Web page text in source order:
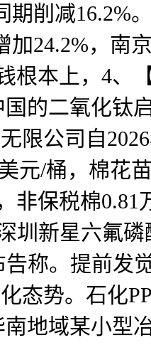
期削减16.2%
24.2%，南京
根本上，4、
的二氧化钛
限公司自2026
元/桶，棉花
非保税棉0.81
圳新星六氟
告称。提前发
态势。石化
地域某小型